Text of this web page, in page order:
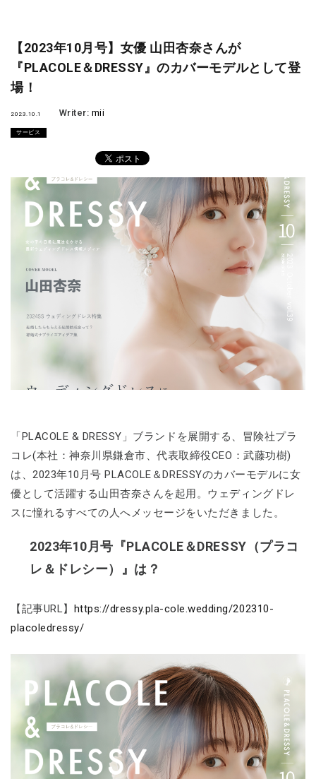
【2023年10月号】女優 山田杏奈さんが
『PLACOLE＆DRESSY』のカバーモデルとして登
場！
2023.10.1 Writer: mii
サービス
「PLACOLE & DRESSY」ブランドを展開する、冒険社プラ
コレ(本社：神奈川県鎌倉市、代表取締役CEO：武藤功樹)
は、2023年10月号 PLACOLE＆DRESSYのカバーモデルに女
優として活躍する山田杏奈さんを起用。ウェディングドレ
スに憧れるすべての人へメッセージをいただきました。
2023年10月号『PLACOLE＆DRESSY（プラコ
レ＆ドレシー）』は？
【記事URL】
https://dressy.pla-cole.wedding/202310-
placoledressy/